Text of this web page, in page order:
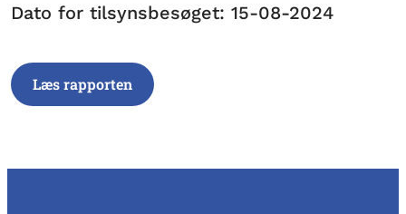
Dato for tilsynsbesøget: 15-08-2024
Læs rapporten